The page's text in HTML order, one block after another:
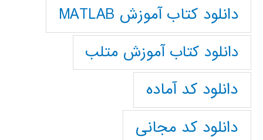
دانلود کتاب آموزش MATLAB
دانلود کتاب آموزش متلب
دانلود کد آماده
دانلود کد مجانی